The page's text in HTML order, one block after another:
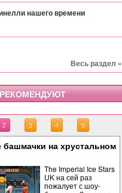
нашего времени
Весь раздел »
2 3 4 5
башмачки на хрустальном
The Imperial Ice Stars
UK на сей раз
пожалует с шоу-